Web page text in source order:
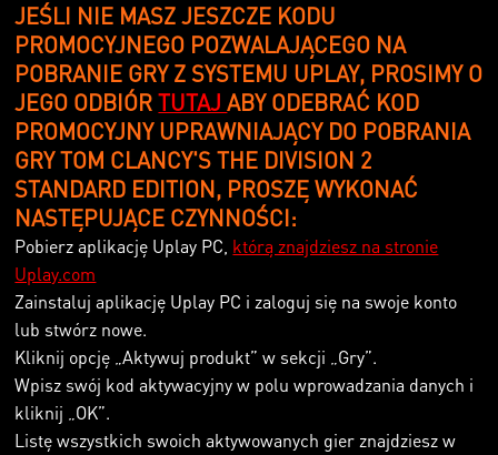
JEŚLI NIE MASZ JESZCZE KODU
PROMOCYJNEGO POZWALAJĄCEGO NA
POBRANIE GRY Z SYSTEMU UPLAY, PROSIMY O
JEGO ODBIÓRTUTAJABY ODEBRAĆ KOD
PROMOCYJNY UPRAWNIAJĄCY DO POBRANIA
GRY TOM CLANCY'S THE DIVISION 2
STANDARD EDITION, PROSZĘ WYKONAĆ
NASTĘPUJĄCE CZYNNOŚCI:
Pobierz aplikację Uplay PC, którą znajdziesz na stronie
Uplay.com
Zainstaluj aplikację Uplay PC i zaloguj się na swoje konto
lub stwórz nowe.
Kliknij opcję „Aktywuj produkt” w sekcji „Gry”.
Wpisz swój kod aktywacyjny w polu wprowadzania danych i
kliknij „OK”.
Listę wszystkich swoich aktywowanych gier znajdziesz w